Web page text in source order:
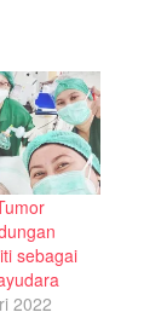
sebagai
2022